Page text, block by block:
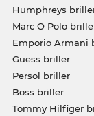
Humphreys
Marc O Polo
Emporio Armani
Guess briller
Persol briller
Boss briller
Tommy Hilfiger